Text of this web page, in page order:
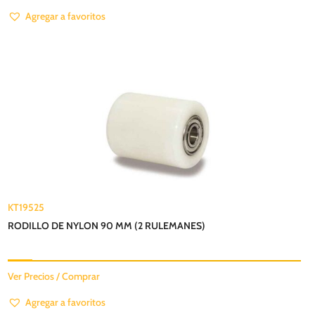
Agregar a favoritos
KT19525
RODILLO DE NYLON 90 MM (2 RULEMANES)
Ver Precios / Comprar
Agregar a favoritos